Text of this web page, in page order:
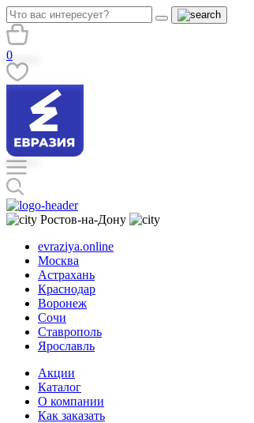
0
Ростов-на-Дону
evraziya.online
Москва
Астрахань
Краснодар
Воронеж
Сочи
Ставрополь
Ярославль
Акции
Каталог
О компании
Как заказать